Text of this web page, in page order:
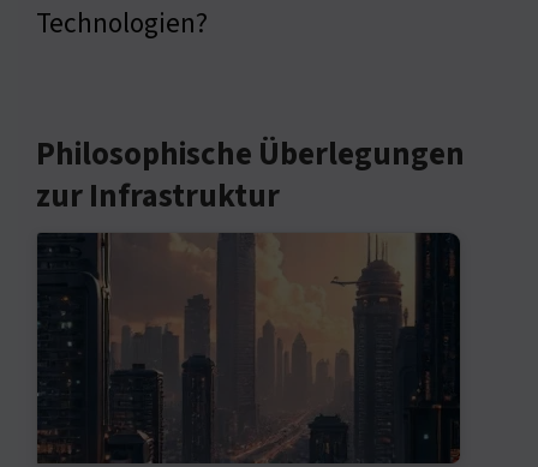
Technologien?
Philosophische Überlegungen
zur Infrastruktur